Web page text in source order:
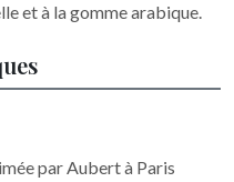
et à la gomme arabique.
par Aubert à Paris